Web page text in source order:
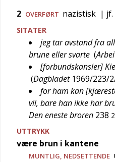
2 OVERFØRT nazistisk | jf.
SITATER
jeg tar avstand fra
brune eller svarte (
[forbundskansler]
(Dagbladet 1969/223/
for ham kan
vil, bare han ikke har
Den eneste broren 238
UTTRYKK
være brun i kantene
MUNTLIG, NEDSETTENDE